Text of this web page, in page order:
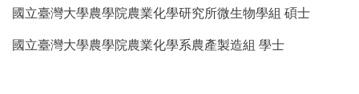
國立臺灣大學農學院農業化學研究所微生物學組 碩士
國立臺灣大學農學院農業化學系農產製造組 學士